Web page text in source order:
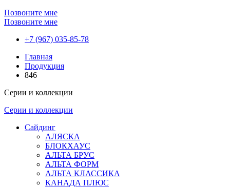
Позвоните мне
Позвоните мне
+7 (967) 035-85-78
Главная
Продукция
846
Серии и коллекции
Серии и коллекции
Сайдинг
АЛЯСКА
БЛОКХАУС
АЛЬТА БРУС
АЛЬТА ФОРМ
АЛЬТА КЛАССИКА
КАНАДА ПЛЮС